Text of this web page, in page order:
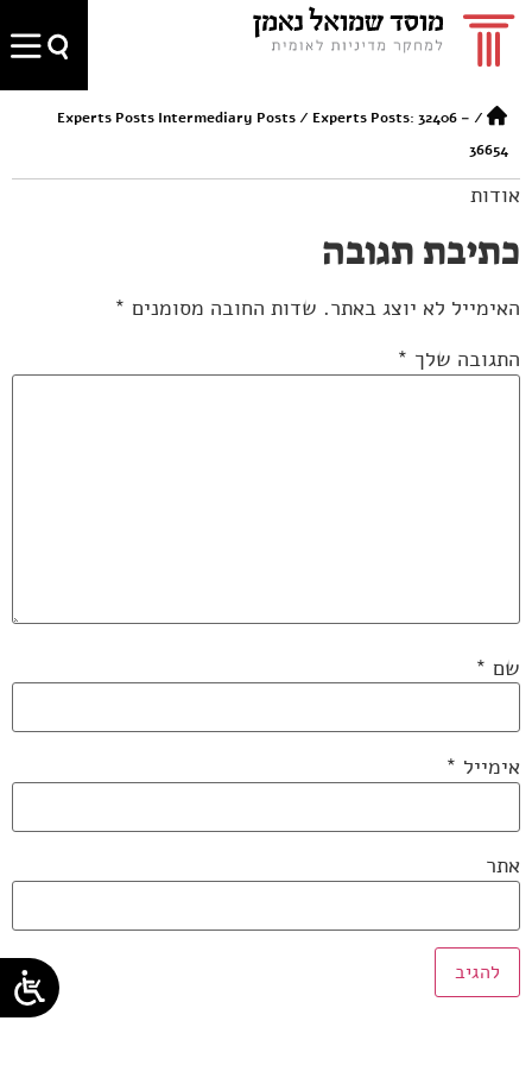
/
Experts Posts Intermediary Posts/ Experts Posts: 32406 –
36654
אודות
כתיבת תגובה
האימייל לא יוצג באתר. שדות החובה מסומנים *
התגובה שלך *
שם *
אימייל *
אתר